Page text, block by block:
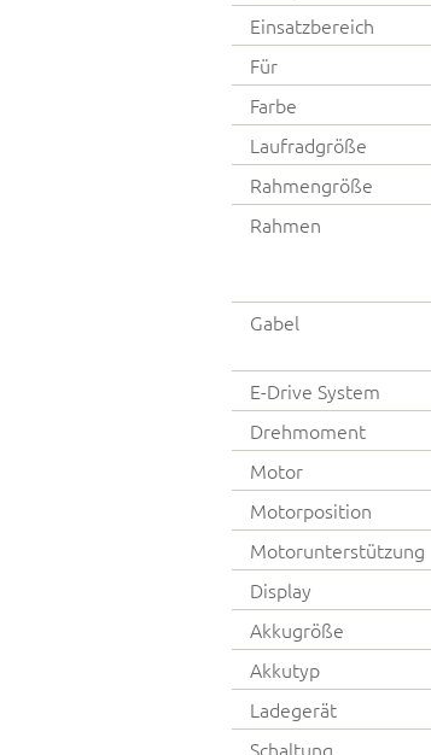
Einsatzbereich
Für
Farbe
Laufradgröße
Rahmengröße
Rahmen
Gabel
E-Drive System
Drehmoment
Motor
Motorposition
Motorunterstützung
Display
Akkugröße
Akkutyp
Ladegerät
Schaltung